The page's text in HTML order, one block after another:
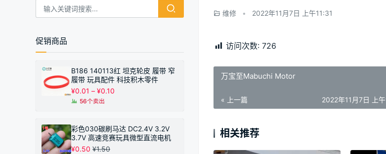
维修 • 2022年11月7日 上午11:31
访问次数: 726
万宝至Mabuchi Motor
« 上一篇 2022年11月7日 上午
相关推荐
促销商品
B186 140113红 坦克轮皮 履带 窄
履带 玩具配件 科技积木零件
¥0.01 – ¥0.10
¥0.01
至
¥0.10
56个卖出
彩色030碳刷马达 DC2.4V 3.2V
3.7V 高速竞赛玩具微型直流电机
¥0.50 ¥1.50